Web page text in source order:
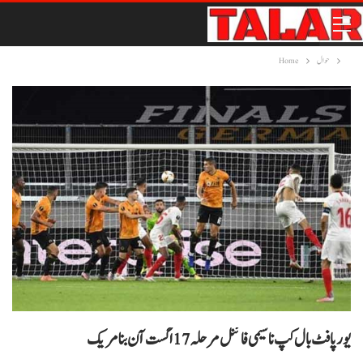
Home حوال
یورپا فٹ بال کپ نا سیمی فائنل مرحلہ 17 اگست آن بنا مریک